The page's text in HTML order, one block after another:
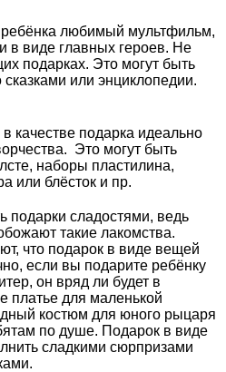
ребёнка любимый мультфильм,
в виде главных героев. Не
подарках. Это могут быть
сказками или энциклопедии.
качестве подарка идеально
Это могут быть
наборы пластилина,
или блёсток и пр.
подарки сладостями, ведь
такие лакомства.
что подарок в виде вещей
если вы подарите ребёнку
он вряд ли будет в
платье для маленькой
костюм для юного рыцаря
по душе. Подарок в виде
сладкими сюрпризами